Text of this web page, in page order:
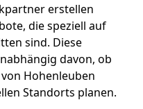
erstellen
die speziell auf
sind. Diese
davon, ob
Hohenleuben
Standorts planen.